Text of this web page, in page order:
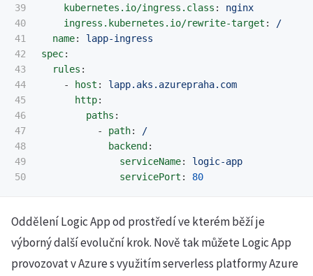
39
40
41
42
43
44
45
46
47
48
49
kubernetes.io/ingress.class :
nginx
ingress.kubernetes.io/rewrite-target :
/
name:
lapp-ingress
spec:
rules :
-
host :
lapp.aks.azurepraha.com
http:
paths :
-
path:
/
backend :
serviceName:
logic-app
servicePort : 80
Oddělení Logic App od prostředí ve kterém běží je
výborný další evoluční krok. Nově tak můžete Logic App
provozovat v Azure s využitím serverless platformy Azure